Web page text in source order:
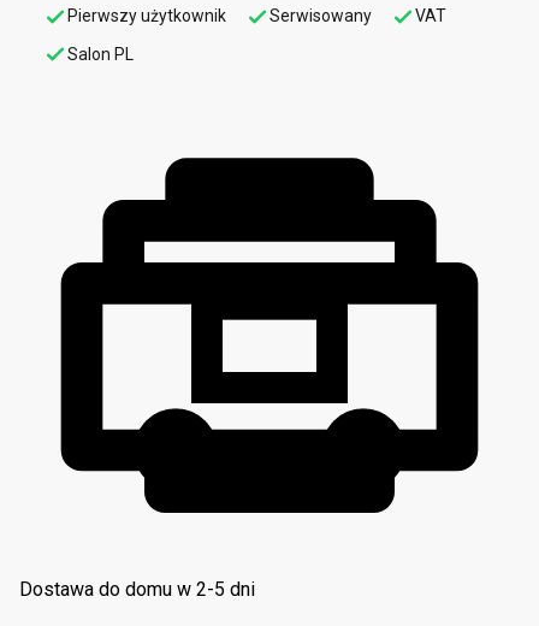
Pierwszy użytkownik Serwisowany
VAT
Salon PL
Dostawa do domu w 2-5 dni